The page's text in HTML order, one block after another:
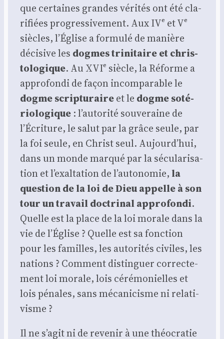
que cer­taines grandes véri­tés ont été cla­
ri­fiées pro­gres­si­ve­ment. Aux IVᵉ et Vᵉ
siècles, l’Église a for­mu­lé de manière
déci­sive les dogmes tri­ni­taire et chris­
to­lo­gique. Au XVIᵉ siècle, la Réforme a
appro­fon­di de façon incom­pa­rable le
dogme scrip­tu­raireet le dogme soté­
rio­lo­gique : l’autorité sou­ve­raine de
l’Écriture, le salut par la grâce seule, par
la foi seule, en Christ seul. Aujourd’hui,
dans un monde mar­qué par la sécu­la­ri­sa­
tion et l’exaltation de l’autonomie, la
ques­tion de la loi de Dieu appelle à son
tour un tra­vail doc­tri­nal appro­fon­di.
Quelle est la place de la loi morale dans la
vie de l’Église ? Quelle est sa fonc­tion
pour les familles, les auto­ri­tés civiles, les
nations ? Com­ment dis­tin­guer cor­rec­te­
ment loi morale, lois céré­mo­nielles et
lois pénales, sans méca­ni­cisme ni rela­ti­
visme ?
Il ne s’agit ni de reve­nir à une théo­cra­tie